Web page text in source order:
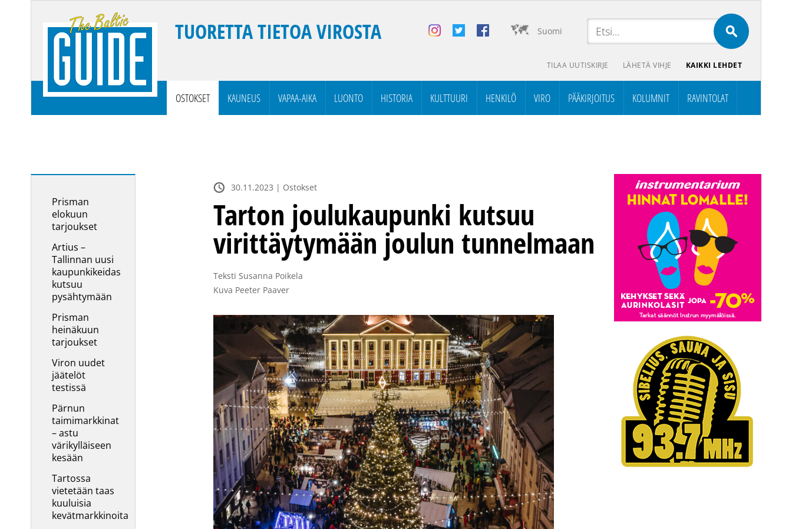
Suomi
TUORETTA TIETOA VIROSTA
TILAA UUTISKIRJE LÄHETÄ VIHJE KAIKKI LEHDET
OSTOKSET KAUNEUS VAPAA-AIKA LUONTO HISTORIA KULTTUURI HENKILÖ VIRO PÄÄKIRJOITUS KOLUMNIT RAVINTOLAT
Prisman
elokuun
tarjoukset
Artius –
Tallinnan uusi
kaupunkikeidas
kutsuu
pysähtymään
Prisman
heinäkuun
tarjoukset
Viron uudet
jäätelöt
testissä
Pärnun
taimimarkkinat
– astu
värikylläiseen
kesään
Tartossa
vietetään taas
kuuluisia
kevätmarkkinoita
30.11.2023 | Ostokset
Tarton joulukaupunki kutsuu
virittäytymään joulun tunnelmaan
Teksti Susanna Poikela
Kuva Peeter Paaver